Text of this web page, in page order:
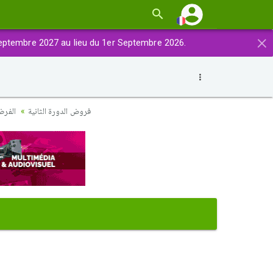
×
2027 au lieu du 1er Septembre 2026.
فروض الدورة الثانية الفرض 3 نموذج 2 - الرياضيات أولى باك علوم إقتصادية